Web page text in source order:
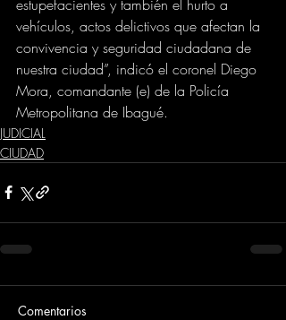
estupefacientes y también el hurto a
vehículos, actos delictivos que afectan la
convivencia y seguridad ciudadana de
nuestra ciudad”, indicó el coronel Diego
Mora, comandante (e) de la Policía
Metropolitana de Ibagué.
JUDICIAL
CIUDAD
Comentarios